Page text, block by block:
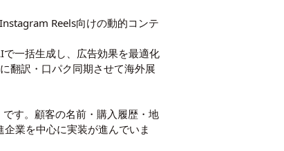
Reels向けの動的コンテ
一括生成し、広告効果を最適化
翻訳・口パク同期させて海外展
です。顧客の名前・購入履歴・地
業を中心に実装が進んでいま